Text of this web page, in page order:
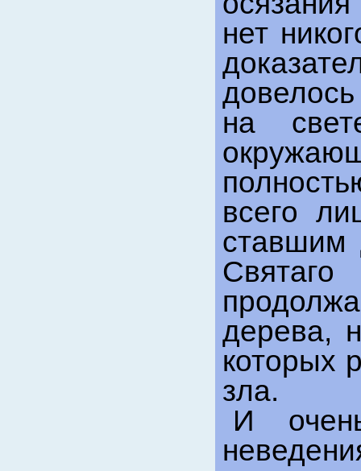
нет
на
всего
ставшим
дерева,
которых
зла.
И